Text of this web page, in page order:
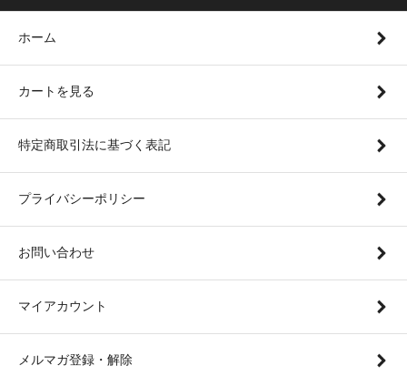
ホーム
カートを見る
特定商取引法に基づく表記
プライバシーポリシー
お問い合わせ
マイアカウント
メルマガ登録・解除